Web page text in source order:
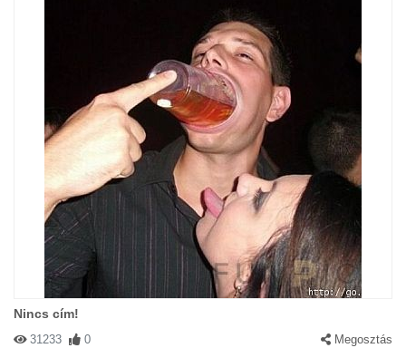
Nincs cím!
31233 0 Megosztás